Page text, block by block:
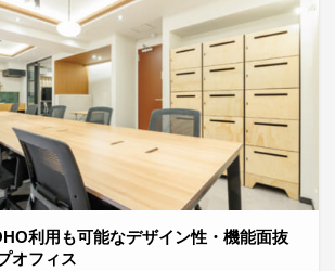
利用も可能なデザイン性・機能面抜
オフィス